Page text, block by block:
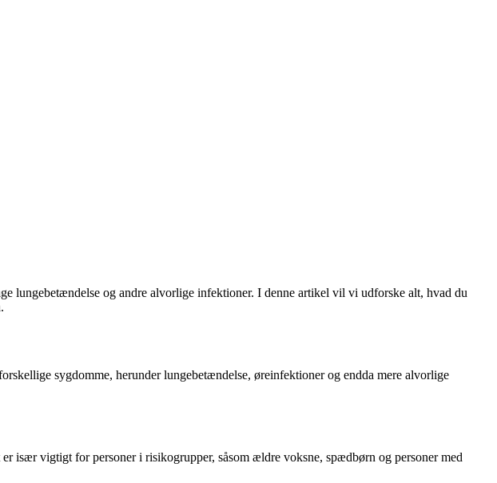
lungebetændelse og andre alvorlige infektioner. I denne artikel vil vi udforske alt, hvad du
sygdomme, herunder lungebetændelse, øreinfektioner og endda mere alvorlige
især vigtigt for personer i risikogrupper, såsom ældre voksne, spædbørn og personer med